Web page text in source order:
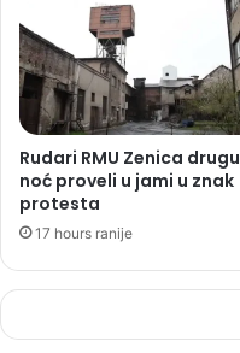
Rudari RMU Zenica drugu
noć proveli u jami u znak
protesta
17 hours ranije